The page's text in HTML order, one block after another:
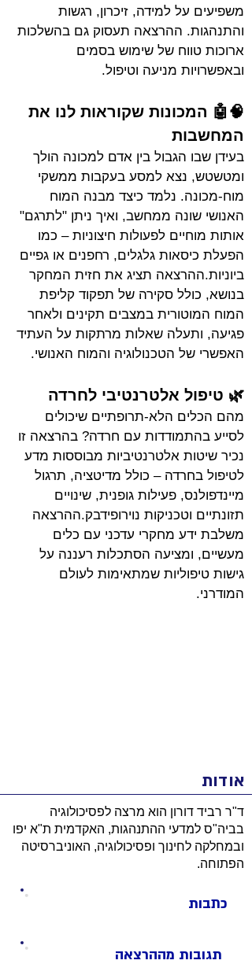
משפיעים על למידה, זיכרון, רגשות
והתנהגות. ההרצאה תעסוק גם בהשלכות
ארוכות טווח של שימוש בסמים
ובאפשרויות מניעה וטיפול.
🧠🤖 המכונות שקוראות לנו את
המחשבות
בעידן שבו הגבול בין אדם למכונה הולך
ומטשטש, נצא למסע בעקבות ממשקי
מוח-מכונה. נלמד כיצד מבנה המוח
האנושי שונה ממחשב, ואיך ניתן "לתרגם"
אותות מוחיים לפעולות חיצוניות – כמו
הפעלת כיסאות גלגלים, רחפנים או גפיים
ביוניות.ההרצאה תציג את חזית המחקר
בנושא, כולל סקירה של תפקוד קליפת
המוח המוטורית במצבים תקינים ולאחר
פגיעה, ותעלה שאלות מרתקות על העתיד
האפשרי של הטכנולוגיה והמוח האנושי.
🌿 טיפול אלטרנטיבי לחרדה
מהם הכלים הלא-תרופתיים שיכולים
לסייע בהתמודדות עם חרדה? בהרצאה זו
נכיר שיטות אלטרנטיביות מבוססות מדע
לטיפול בחרדה – כולל מדיטציה, תרגול
מיינדפולנס, פעילות גופנית, שינויים
תזונתיים וטכניקות נוירופידבק.ההרצאה
משלבת ידע מחקרי עדכני עם כלים
מעשיים, ומציעה הסתכלות רעננה על
גישות טיפוליות שמתאימות לעולם
המודרני.
אודות
ד"ר רביד דורון הוא מרצה לפסיכולוגיה
בביה"ס למדעי ההתנהגות, האקדמית ת"א יפו
ובמחלקה לחינוך ופסיכולוגיה, האוניברסיטה
הפתוחה.
כתבות
תגובות מההרצאה